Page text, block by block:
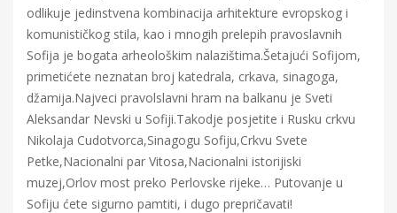
odlikuje jedinstvena kombinacija arhitekture evropskog i
komunističkog stila, kao i mnogih prelepih pravoslavnih
Sofija je bogata arheološkim nalazištima.Šetajući Sofijom,
primetićete neznatan broj katedrala, crkava, sinagoga,
džamija.Najveci pravolslavni hram na balkanu je Sveti
Aleksandar Nevski u Sofiji.Takodje posjetite i Rusku crkvu
Nikolaja Cudotvorca,Sinagogu Sofiju,Crkvu Svete
Petke,Nacionalni par Vitosa,Nacionalni istorijiski
muzej,Orlov most preko Perlovske rijeke… Putovanje u
Sofiju ćete sigurno pamtiti, i dugo prepričavati!